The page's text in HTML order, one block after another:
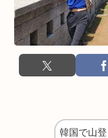
韓国で山登